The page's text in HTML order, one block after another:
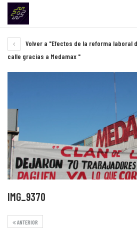
Volver a "Efectos de la reforma laboral
calle gracias a Medamax "
IMG_9370
ANTERIOR